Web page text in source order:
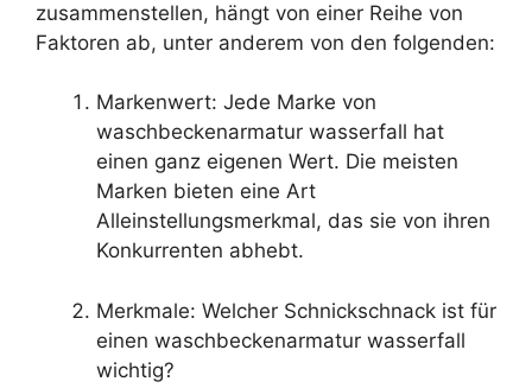
zusammenstellen, hängt von einer Reihe von
Faktoren ab, unter anderem von den folgenden:
Markenwert: Jede Marke von
waschbeckenarmatur wasserfall hat
einen ganz eigenen Wert. Die meisten
Marken bieten eine Art
Alleinstellungsmerkmal, das sie von ihren
Konkurrenten abhebt.
Merkmale: Welcher Schnickschnack ist für
einen waschbeckenarmatur wasserfall
wichtig?